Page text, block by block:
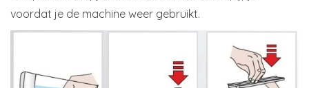
voordat je de machine weer gebruikt.